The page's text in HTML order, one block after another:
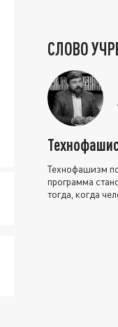
СЛОВО
Технофашизм
программа
тогда, когда